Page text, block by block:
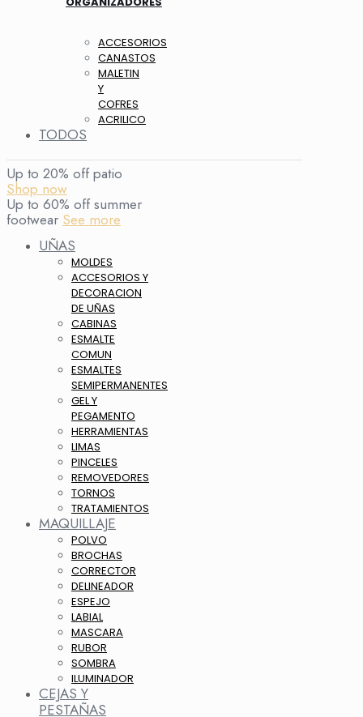
ACCESORIOS
CANASTOS
MALETIN
Y
COFRES
ACRILICO
TODOS
Up to 20% off patio
Shop now
Up to 60% off summer
footwear See more
UÑAS
MOLDES
ACCESORIOS Y
DECORACION
DE UÑAS
CABINAS
ESMALTE
COMUN
ESMALTES
SEMIPERMANENTES
GEL Y
PEGAMENTO
HERRAMIENTAS
LIMAS
PINCELES
REMOVEDORES
TORNOS
TRATAMIENTOS
MAQUILLAJE
POLVO
BROCHAS
CORRECTOR
DELINEADOR
ESPEJO
LABIAL
MASCARA
RUBOR
SOMBRA
ILUMINADOR
CEJAS Y
PESTAÑAS